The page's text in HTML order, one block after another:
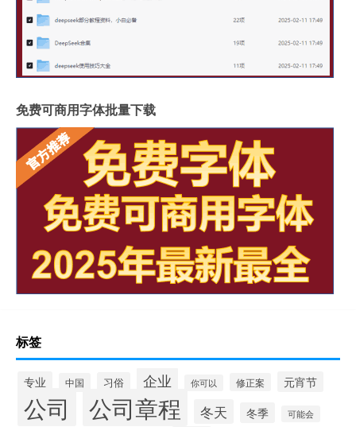
免费可商用字体批量下载
标签
专业 中国 习俗 企业 你可以 修正案 元宵节
公司 公司章程 冬天 冬季 可能会